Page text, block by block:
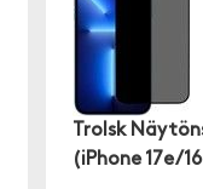
Trolsk
(iPhone 17e/